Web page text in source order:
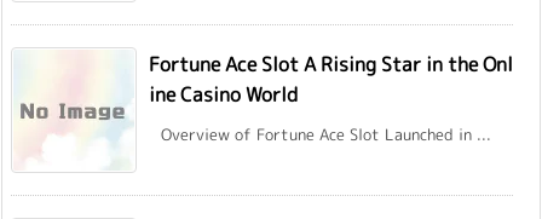
Fortune Ace Slot A Rising Star in the Onl
ine Casino World
Overview of Fortune Ace Slot Launched in ...